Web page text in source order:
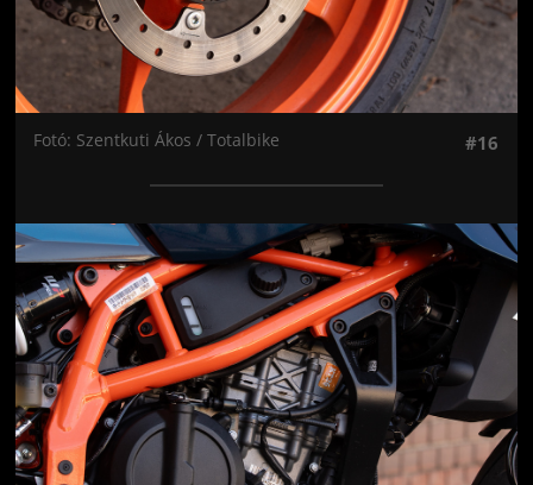
Fotó: Szentkuti Ákos / Totalbike #16
Jön még kép!